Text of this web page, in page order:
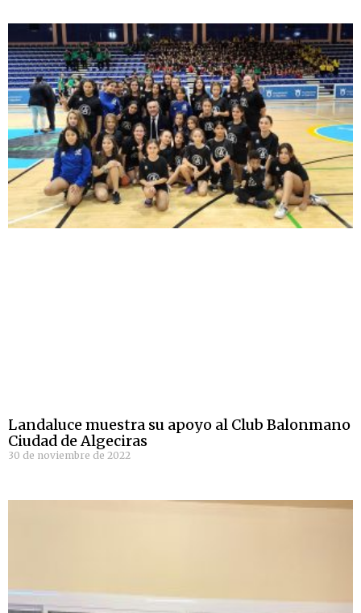
Landaluce muestra su apoyo al Club Balonmano
Ciudad de Algeciras
30 de noviembre de 2022